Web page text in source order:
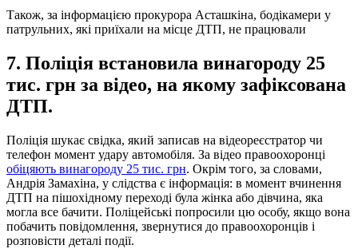
Також, за інформацією прокурора Асташкіна, бодікамери у
патрульних, які приїхали на місце ДТП, не працювали
7. Поліція встановила винагороду 25
тис. грн за відео, на якому зафіксована
ДТП.
Поліція шукає свідка, який записав на відеореєстратор чи
телефон момент удару автомобіля. За відео правоохоронці
обіцяють винагороду 25 тис. грн. Окрім того, за словами,
Андрія Замахіна, у слідства є інформація: в момент вчинення
ДТП на пішохідному переході була жінка або дівчина, яка
могла все бачити. Поліцейські попросили цю особу, якщо вона
побачить повідомлення, звернутися до правоохоронців і
розповісти деталі події.